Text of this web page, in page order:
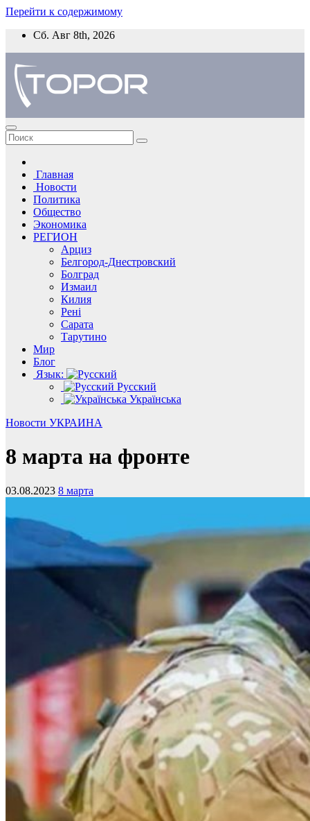
Перейти к содержимому
Сб. Авг 8th, 2026
Главная
Новости
Политика
Общество
Экономика
РЕГИОН
Арциз
Белгород-Днестровский
Болград
Измаил
Килия
Рені
Сарата
Тарутино
Мир
Блог
Язык:
Русский
Українська
Новости УКРАИНА
8 марта на фронте
03.08.2023 8 марта